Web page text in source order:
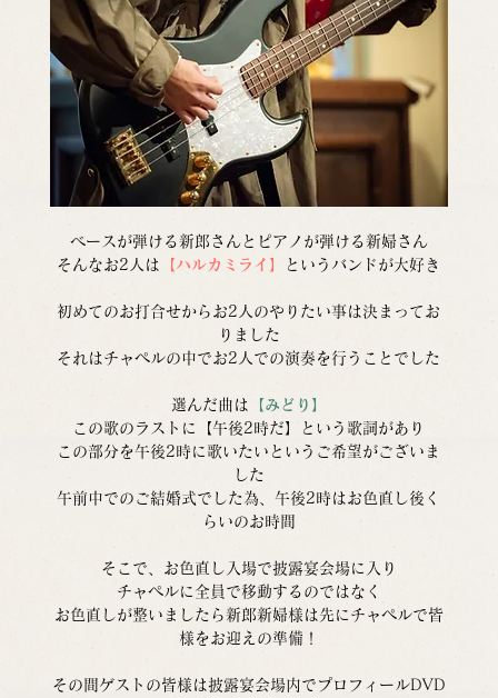
ベースが弾ける新郎さんとピアノが弾ける新婦さん
そんなお2人は
【ハルカミライ】 というバンドが大好き
初めてのお打合せからお2人のやりたい事は決まってお
りました
それはチャペルの中でお2人での演奏を行うことでした
選んだ曲は
【みどり】
この歌のラストに【午後2時だ】という歌詞があり
この部分を午後2時に歌いたいというご希望がございま
した
午前中でのご結婚式でした為、午後2時はお色直し後く
らいのお時間
そこで、お色直し入場で披露宴会場に入り
チャペルに全員で移動するのではなく
お色直しが整いましたら新郎新婦様は先にチャペルで皆
様をお迎えの準備！
その間ゲストの皆様は披露宴会場内でプロフィールDVD